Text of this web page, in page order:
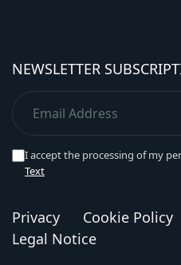
NEWSLETTER
I accept the processing of my
Text
Privacy Cookie Policy
Legal Notice